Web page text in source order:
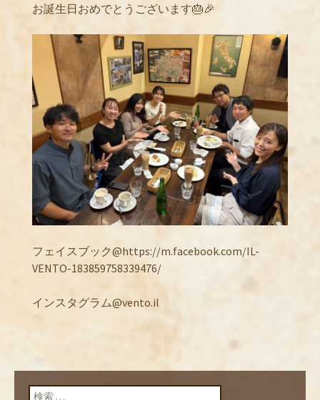
お誕生日おめでとうございます🎂🎉
フェイスブック@https://m.facebook.com/IL-
VENTO-183859758339476/
インスタグラム@vento.il
検索: